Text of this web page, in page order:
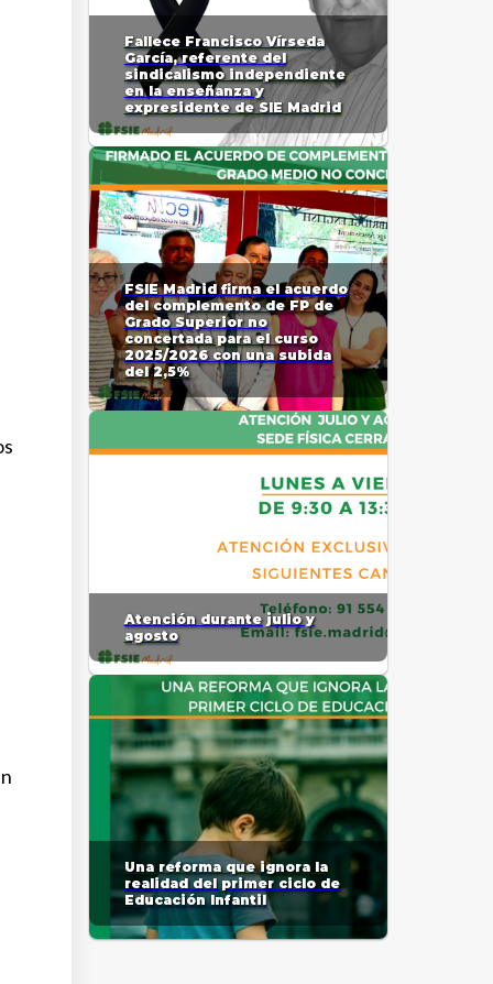
Fallece Francisco Vírseda
García, referente del
sindicalismo independiente
en la enseñanza y
expresidente de SIE Madrid
FSIE Madrid firma el acuerdo
del complemento de FP de
Grado Superior no
concertada para el curso
2025/2026 con una subida
del 2,5%
Atención durante julio y
agosto
Una reforma que ignora la
realidad del primer ciclo de
Educación Infantil